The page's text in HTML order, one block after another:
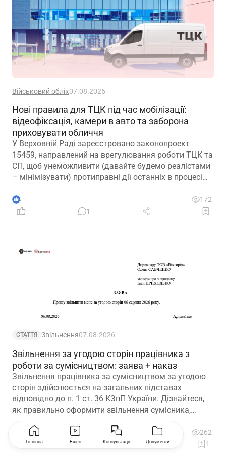
Військовий облік07.08.2026
Нові правила для ТЦК під час мобілізації:
відеофіксація, камери в авто та заборона
приховувати обличчя
У Верховній Раді зареєстровано законопроект
15459, направлений на врегулювання роботи ТЦК та
СП, щоб унеможливити (давайте будемо реалістами
– мінімізувати) протиправні дії останніх в процесі
4
172
1
СТАТТЯ Звільнення07.08.2026
Звільнення за угодою сторін працівника з
роботи за сумісництвом: заява + наказ
Звільнення працівника за сумісництвом за угодою
сторін здійснюється на загальних підставах
відповідно до п. 1 ст. 36 КЗпП України. Дізнайтеся,
як правильно оформити звільнення сумісника,
зафіксувати домовленість між працівником і
роботодавцем.
262
Коментувати
1
Головна Відео Консультації Документи